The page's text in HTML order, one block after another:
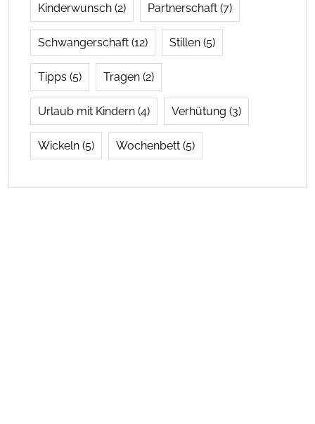
Kinderwunsch (2) Partnerschaft (7)
Schwangerschaft (12) Stillen (5)
Tipps (5) Tragen (2)
Urlaub mit Kindern (4) Verhütung (3)
Wickeln (5) Wochenbett (5)